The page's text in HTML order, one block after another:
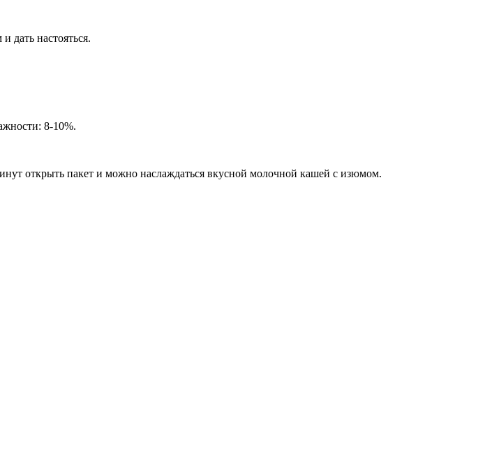
дать настояться.
8-10%.
открыть пакет и можно наслаждаться вкусной молочной кашей с изюмом.